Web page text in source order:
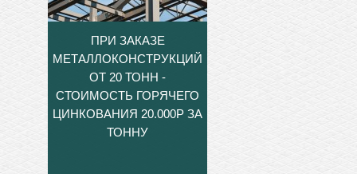
ПРИ ЗАКАЗЕ
МЕТАЛЛОКОНСТРУКЦИЙ
ОТ 20 ТОНН -
СТОИМОСТЬ ГОРЯЧЕГО
ЦИНКОВАНИЯ 20.000Р ЗА
ТОННУ